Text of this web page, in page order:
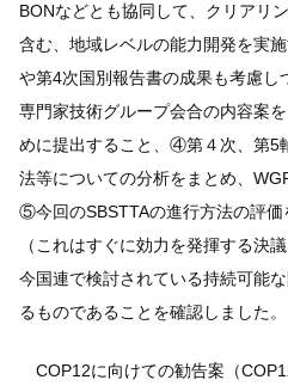
BONなどとも協同して、クリアリ
含む、地域レベルの能力開発を実
や第4次国別報告書の成果も考慮し
専門家技術グループ会合の内容案
めに提出すること、④第４次、第5
法等についての分析をまとめ、
⑤今回のSBSTTAの進行方法の評価
（これはすぐに効力を発揮する決
今国連で検討されている持続可能
るものであることを確認しました。
COP12に向けての勧告案（